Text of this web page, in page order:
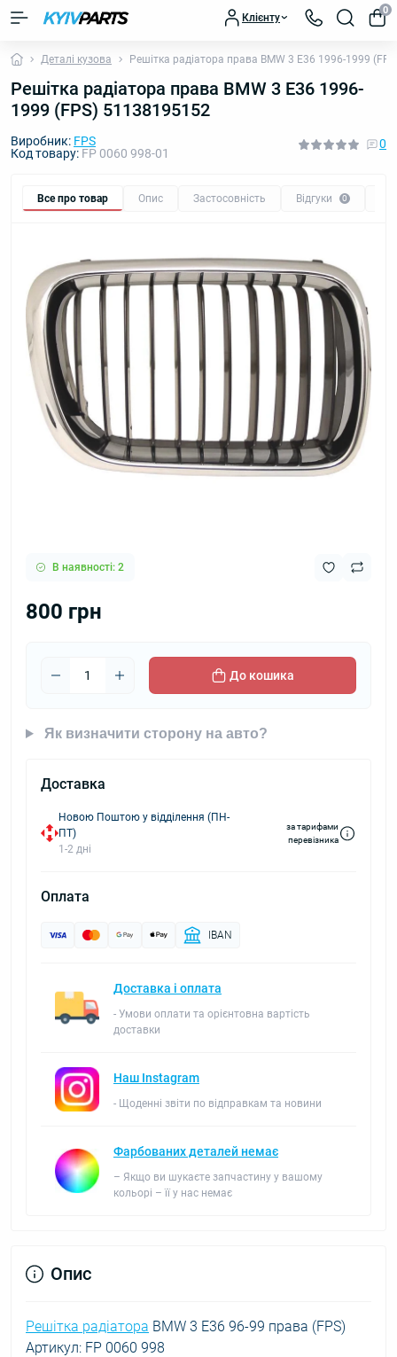
Клієнту
0
Деталі кузова Решітка радіатора права BMW 3 E36 1996-1999
Решітка радіатора права BMW 3 E36 1996-
1999 (FPS) 51138195152
Виробник: FPS
Код товару: FP 0060 998-01
0
Все про товар Опис Застосовність Відгуки 0
В наявності: 2
800 грн
До кошика
Як визначити сторону на авто?
Доставка
Новою Поштою у відділення (ПН-
ПТ)
1-2 дні
за тарифами
перевізника
Оплата
IBAN
Доставка і оплата
- Умови оплати та орієнтовна вартість
доставки
Наш Instagram
- Щоденні звіти по відправкам та новини
Фарбованих деталей немає
– Якщо ви шукаєте запчастину у вашому
кольорі – її у нас немає
Опис
Решітка радіатора BMW 3 E36 96-99 права (FPS)
Артикул: FP 0060 998